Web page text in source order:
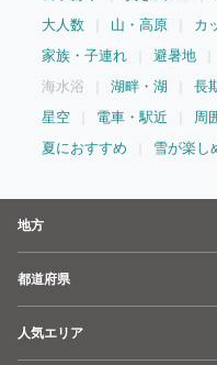
大人数
山・高原 カ
家族・子連れ
避暑地
海水浴
湖畔・湖 長
星空
電車・駅近
周
夏におすすめ
雪が楽し
地方
都道府県
人気エリア